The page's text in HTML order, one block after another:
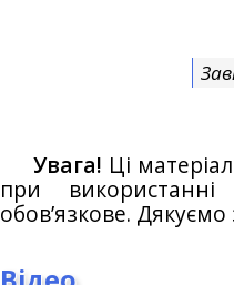
Увага! Ці
при
обов’язкове.